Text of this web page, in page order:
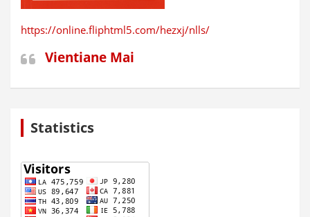
https://online.fliphtml5.com/hezxj/nlls/
Vientiane Mai
Statistics